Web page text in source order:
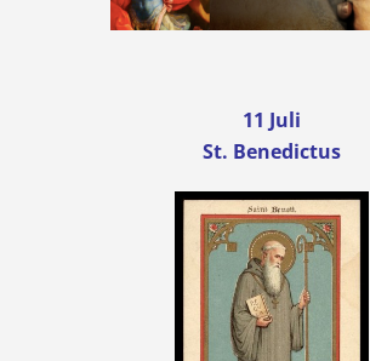
11 Juli
St. Benedictus